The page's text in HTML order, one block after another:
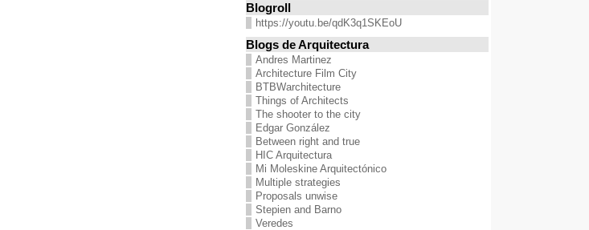
Blogroll
https://youtu.be/qdK3q1SKEoU
Blogs de Arquitectura
Andres Martinez
Architecture Film City
BTBWarchitecture
Things of Architects
The shooter to the city
Edgar González
Between right and true
HIC Arquitectura
Mi Moleskine Arquitectónico
Multiple strategies
Proposals unwise
Stepien and Barno
Veredes